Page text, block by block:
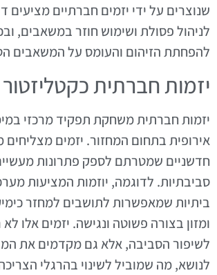
שנוצרים על ידי יזמים חברתיים מציעים
לניהול פסולת ושימוש חוזר במשאבים,
להפחתת הזיהום והעומס על המשאבים
יזמות חברתית כקטליזטור
יזמות חברתית משחקת תפקיד מרכזי
אירופית בתחום המחזור. יזמים מצליחים
חדשניים שמטרתם לספק פתרונות
סביבתיות. לדוגמה, יוזמות המציעות
ביתיות שמאפשרות לתושבים למחזר
ומזון בצורה פשוטה ונגישה. יזמים אלו
לשיפור הסביבה, אלא גם מקדמים את
לנושא, מה שמוביל לשינוי בהרגלי